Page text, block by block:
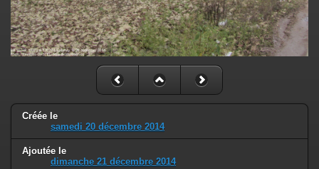
Créée le
samedi 20 décembre 2014
Ajoutée le
dimanche 21 décembre 2014